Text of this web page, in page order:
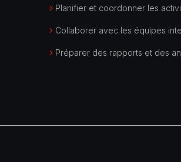
Planifier et coordonner les
Collaborer avec les équipes
Préparer des rapports et des